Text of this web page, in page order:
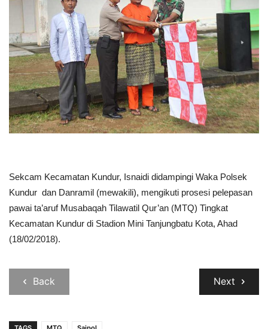
Sekcam Kecamatan Kundur, Isnaidi didampingi Waka Polsek
Kundur dan Danramil (mewakili), mengikuti prosesi pelepasan
pawai ta’aruf Musabaqah Tilawatil Qur’an (MTQ) Tingkat
Kecamatan Kundur di Stadion Mini Tanjungbatu Kota, Ahad
(18/02/2018).
Back Next